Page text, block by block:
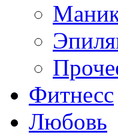
Фитнесс
Любовь